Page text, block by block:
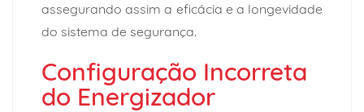
assegurando assim a eficácia e a longevidade
do sistema de segurança.
Configuração Incorreta
do Energizador